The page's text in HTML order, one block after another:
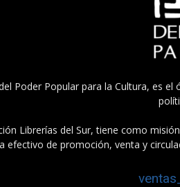
Poder Popular para la Cultura, es
Librerías del Sur, tiene como
efectivo de promoción, venta y